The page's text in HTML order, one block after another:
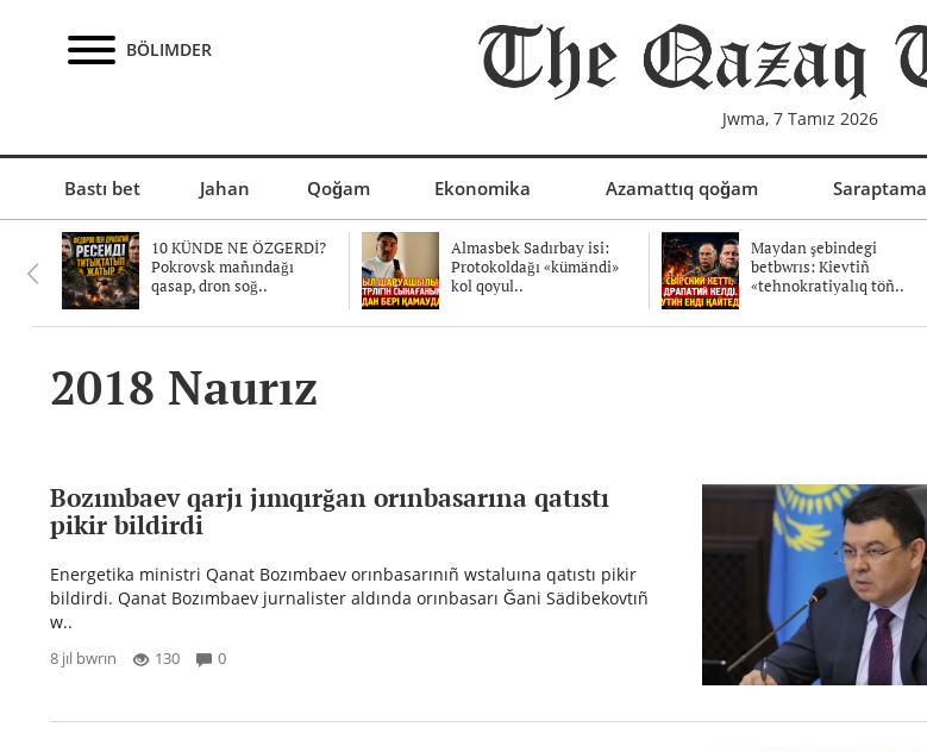
BÖLIMDER
Jwma, 7 Tamız 2026
Bastı bet Jahan Qoğam Ekonomika Azamattıq qoğam Saraptama
10 KÜNDE NE ÖZGERDİ?
Pokrovsk mañındağı
qasap, dron soğ..
Almasbek Sadırbay isi:
Protokoldağı «kümändi»
kol qoyul..
Maydan şebindegi
betbwrıs: Kievtiñ
«tehnokratiyalıq töñ..
2018 Naurız
Bozımbaev qarjı jımqırğan orınbasarına qatıstı
pikir bildirdi
Energetika ministri Qanat Bozımbaev orınbasarınıñ wstaluına qatıstı pikir
bildirdi. Qanat Bozımbaev jurnalister aldında orınbasarı Ğani Sädibekovtıñ
w..
8 jıl bwrın 130 0